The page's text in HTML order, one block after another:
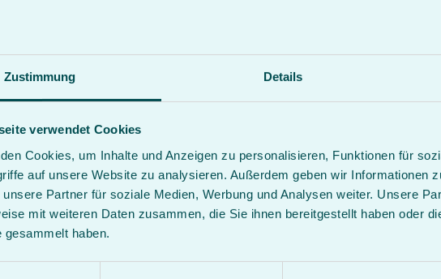
Zustimmung Details
verwendet Cookies
Cookies, um Inhalte und Anzeigen zu personalisieren, Funktionen für
auf unsere Website zu analysieren. Außerdem geben wir Informationen
unsere Partner für soziale Medien, Werbung und Analysen weiter. Unsere
mit weiteren Daten zusammen, die Sie ihnen bereitgestellt haben oder
gesammelt haben.
erhalten Sie an der
Die Bad Driburger
Marcus Klinik ihr
Rund um Bad
Wanderwege. Die
Metern eine
Hügelland. Die
und das UNESCO